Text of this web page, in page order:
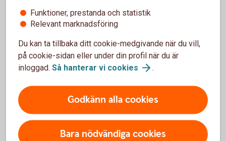
För att se detta innehåll behöver du först
och statistik.
Funktioner, prestanda och statistik
Relevant marknadsföring
Du kan ta tillbaka ditt cookie-medgivande när du vill,
på cookie-sidan eller under din profil när du är
inloggad. Så hanterar vi cookies .
Godkänn alla cookies
Bara nödvändiga cookies